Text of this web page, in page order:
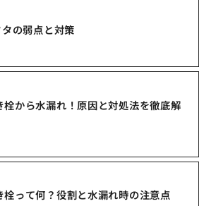
の弱点と対策
栓から水漏れ！原因と対処法を徹底解
栓って何？役割と水漏れ時の注意点